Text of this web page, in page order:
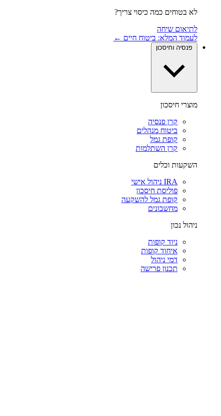
לא בטוחים כמה כיסוי צריך?
לתיאום שיחה
לעמוד המלא: ביטוח חיים ←
פנסיה וחיסכון
מוצרי חיסכון
קרן פנסיה
ביטוח מנהלים
קופת גמל
קרן השתלמות
השקעות וכלים
IRA ניהול אישי
פוליסת חיסכון
קופת גמל להשקעה
מחשבונים
ניהול נכון
ניוד קופות
איחוד קופות
דמי ניהול
תכנון פרישה